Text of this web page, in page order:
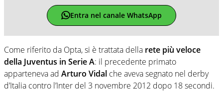
Entra nel canale WhatsApp
Come riferito da Opta, si è trattata della rete più veloce
della Juventus in Serie A: il precedente primato
apparteneva ad Arturo Vidal che aveva segnato nel derby
d’Italia contro l’Inter del 3 novembre 2012 dopo 18 secondi.